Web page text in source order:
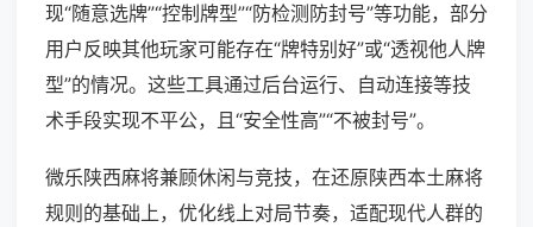
现“随意选牌”“控制牌型”“防检测防封号”等功能，部分
用户反映其他玩家可能存在“牌特别好”或“透视他人牌
型”的情况。这些工具通过后台运行、自动连接等技
术手段实现不平公，且“安全性高”“不被封号”。
微乐陕西麻将兼顾休闲与竞技，在还原陕西本土麻将
规则的基础上，优化线上对局节奏，适配现代人群的